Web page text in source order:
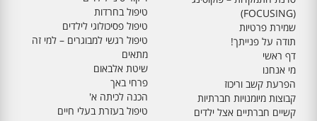
(FOCUSING)
שמירת פרטיות
תודה על פנייתך!
דף ראשי
מי אנחנו
הפרעת קשב וריכוז
קבוצות מיומנויות חברתיות
קשיים חברתיים אצל ילדים
טיפול בחרדות
טיפול פסיכולוגי לילדים
טיפול רגשי למבוגרים – למי זה
מתאים
שיטת אלבאום
פרחי באך
הכנה לכיתה א'
טיפול בעזרת בעלי חיים